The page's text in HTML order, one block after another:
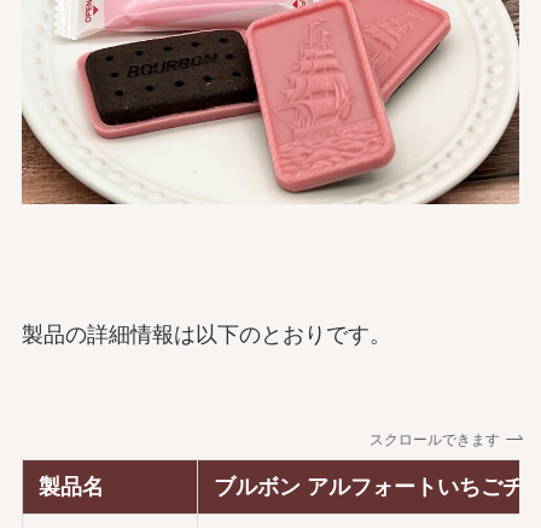
製品の詳細情報は以下のとおりです。
スクロールできます
製品名 ブルボン アルフォートいちごチ